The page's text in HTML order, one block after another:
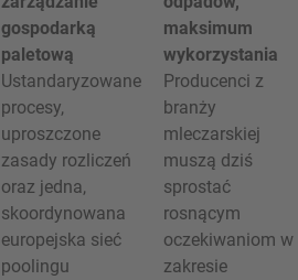
gospodarką
paletową
Ustandaryzowane
procesy,
uproszczone
zasady rozliczeń
oraz jedna,
skoordynowana
europejska sieć
poolingu
maksimum
wykorzystania
Producenci z
branży
mleczarskiej
muszą dziś
sprostać
rosnącym
oczekiwaniom w
zakresie